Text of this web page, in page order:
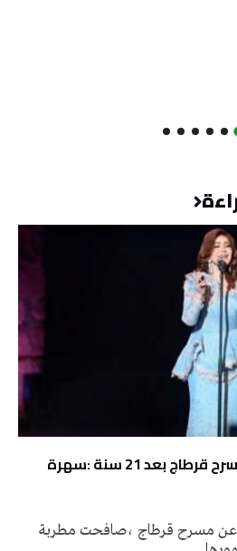
عودة ميادة الحناوي لمسرح قرطاج بعد 21 سنة :سهرة
عن مسرح قرطاج ،صافحت مطربة